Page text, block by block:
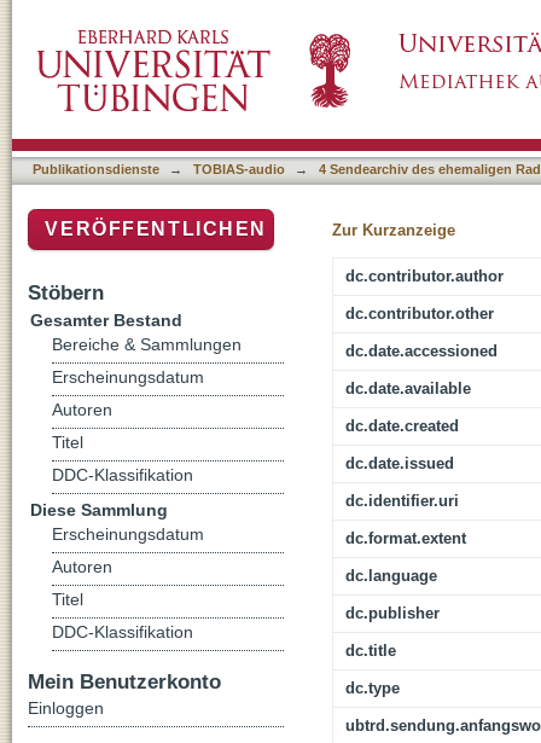
Publikationsdienste → TOBIAS-audio → 4 Sendearchiv des ehemaligen
Zur Kurzanzeige
dc.contributor.author
dc.contributor.other
dc.date.accessioned
dc.date.available
dc.date.created
dc.date.issued
dc.identifier.uri
dc.format.extent
dc.language
dc.publisher
dc.title
dc.type
VERÖFFENTLICHEN
Stöbern
Gesamter Bestand
Bereiche & Sammlungen
Erscheinungsdatum
Autoren
Titel
DDC-Klassifikation
Diese Sammlung
Erscheinungsdatum
Autoren
Titel
DDC-Klassifikation
Mein Benutzerkonto
Einloggen